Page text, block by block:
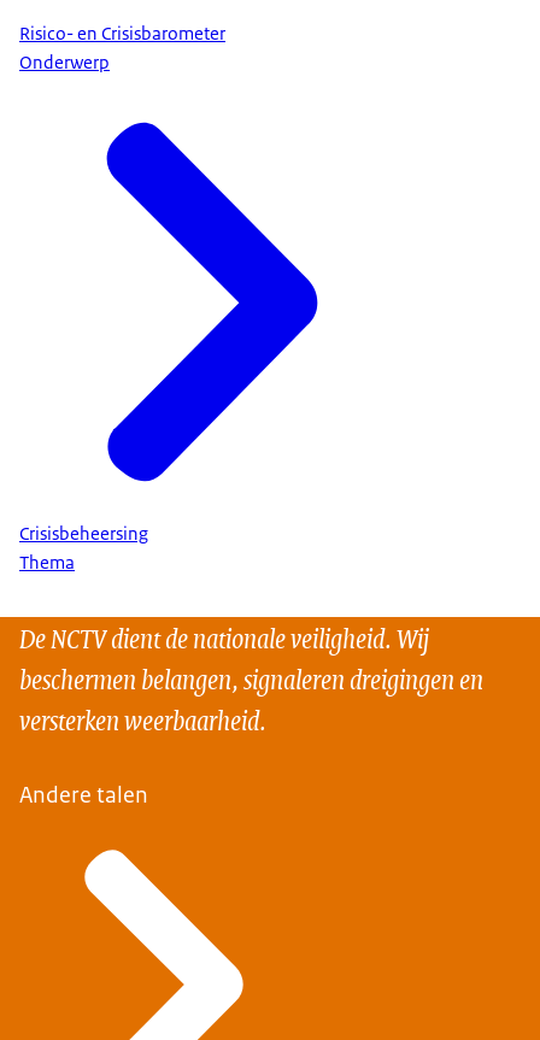
Risico- en Crisisbarometer
Onderwerp
Crisisbeheersing
Thema
De NCTV dient de nationale veiligheid. Wij
beschermen belangen, signaleren dreigingen en
versterken weerbaarheid.
Andere talen